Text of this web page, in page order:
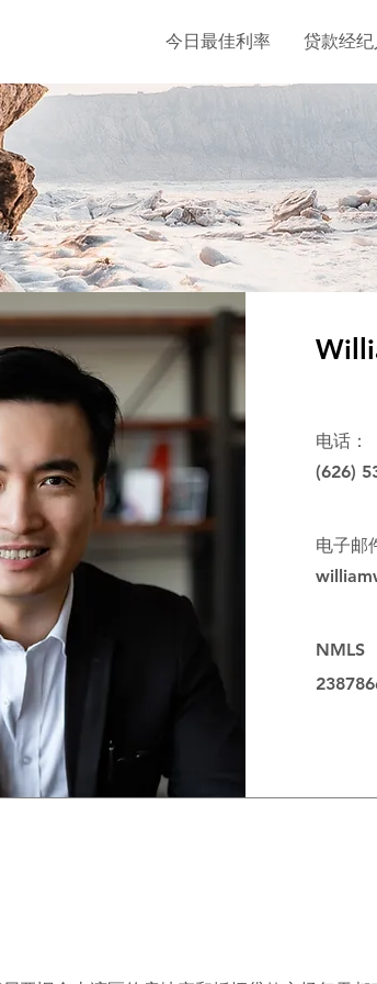
今日最佳利率 贷款经纪
电话：
(626)
电子邮
NMLS